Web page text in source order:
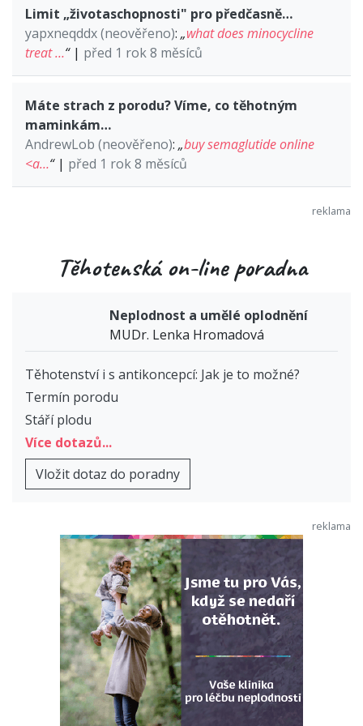
Limit „životaschopnosti" pro předčasně…
yapxneqddx (neověřeno): „what does minocycline
treat …“| před 1 rok 8 měsíců
Máte strach z porodu? Víme, co těhotným
maminkám…
AndrewLob (neověřeno): „buy semaglutide online
<a…“| před 1 rok 8 měsíců
Těhotenská on-line poradna
Neplodnost a umělé oplodnění
MUDr. Lenka Hromadová
Těhotenství i s antikoncepcí: Jak je to možné?
Termín porodu
Stáří plodu
Více dotazů...
Vložit dotaz do poradny